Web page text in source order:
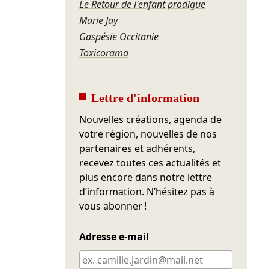
Le Retour de l'enfant prodigue
Marie Jay
Gaspésie Occitanie
Toxicorama
Lettre d'information
Nouvelles créations, agenda de
votre région, nouvelles de nos
partenaires et adhérents,
recevez toutes ces actualités et
plus encore dans notre lettre
d’information. N’hésitez pas à
vous abonner !
Adresse e-mail